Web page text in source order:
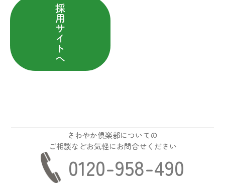
採
用
サ
イ
ト
へ
さわやか倶楽部についての
ご相談などお気軽にお問合せください
0120-958-490